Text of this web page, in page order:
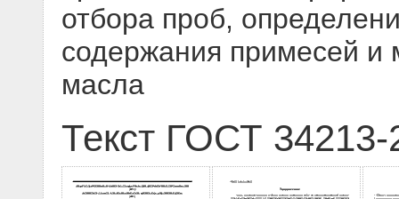
отбора проб,
содержания примесей и
масла
Текст ГОСТ 34213-